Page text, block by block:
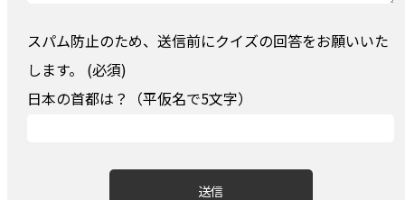
スパム防止のため、送信前にクイズの回答をお願いいた
します。 (必須)
日本の首都は？（平仮名で5文字）